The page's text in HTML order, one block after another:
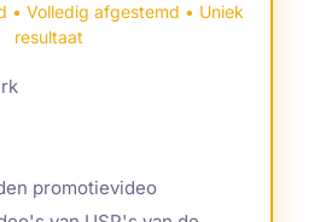
• Volledig afgestemd • Uniek
resultaat
promotievideo